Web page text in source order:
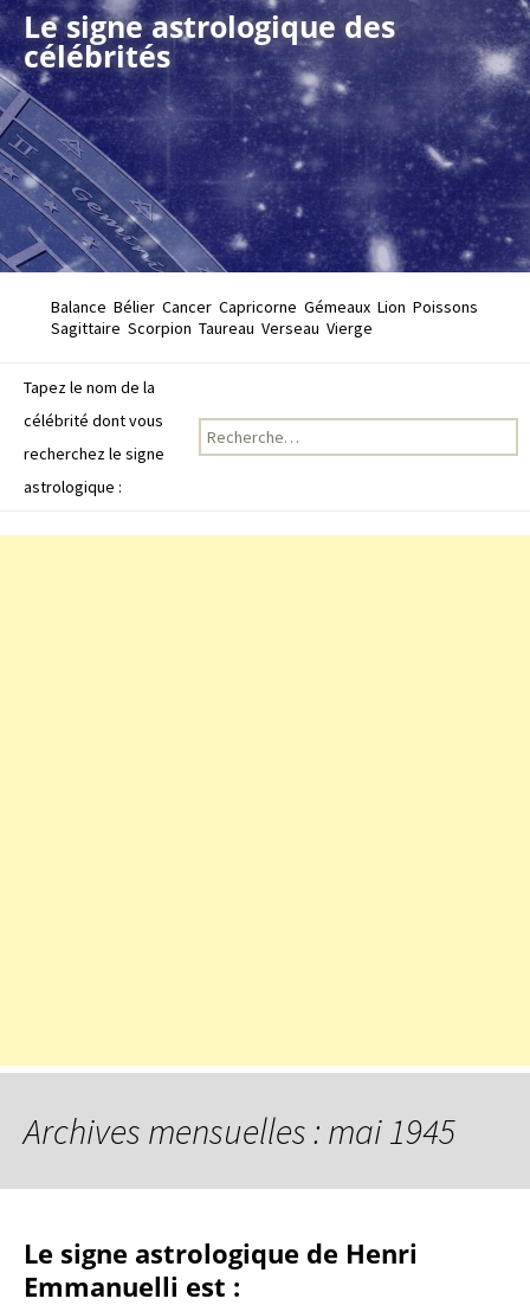
Le signe astrologique des
célébrités
Balance Bélier Cancer Capricorne Gémeaux Lion Poissons
Sagittaire Scorpion Taureau Verseau Vierge
Tapez le nom de la
célébrité dont vous
recherchez le signe
astrologique :
Recherche pour :
Archives mensuelles : mai 1945
Le signe astrologique de Henri
Emmanuelli est :